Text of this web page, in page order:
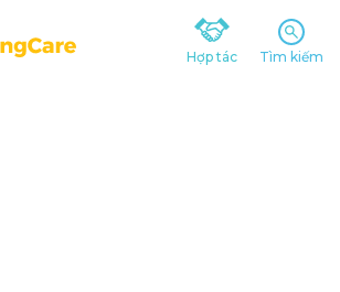
Hợp tác Tìm kiếm